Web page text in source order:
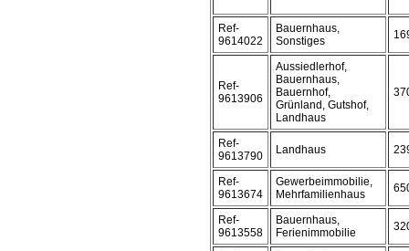
Ref-
9614022
Bauernhaus,
Sonstiges
Ref-
9613906
Aussiedlerhof,
Bauernhaus,
Bauernhof,
Grünland, Gutshof,
Landhaus
Ref-
9613790
Landhaus
Ref-
9613674
Gewerbeimmobilie,
Mehrfamilienhaus
Ref-
9613558
Bauernhaus,
Ferienimmobilie